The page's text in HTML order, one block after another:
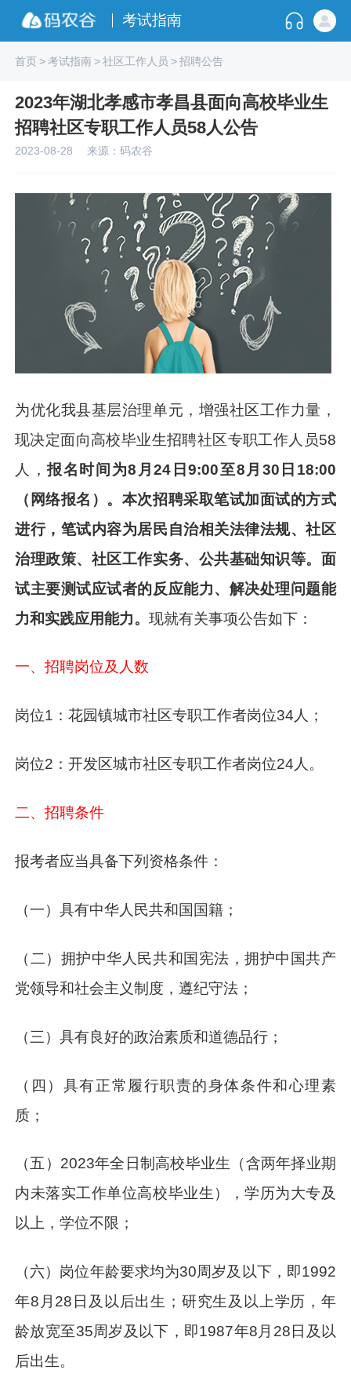
考试指南
首页>考试指南>社区工作人员 >招聘公告
2023年湖北孝感市孝昌县面向高校毕业生
招聘社区专职工作人员58人公告
2023-08-28 来源：码农谷
为优化我县基层治理单元，增强社区工作力量，
现决定面向高校毕业生招聘社区专职工作人员58
人，报名时间为8月24日9:00至8月30日18:00
（网络报名）。本次招聘采取笔试加面试的方式
进行，笔试内容为居民自治相关法律法规、社区
治理政策、社区工作实务、公共基础知识等。面
试主要测试应试者的反应能力、解决处理问题能
力和实践应用能力。现就有关事项公告如下：
一、招聘岗位及人数
岗位1：花园镇城市社区专职工作者岗位34人；
岗位2：开发区城市社区专职工作者岗位24人。
二、招聘条件
报考者应当具备下列资格条件：
（一）具有中华人民共和国国籍；
（二）拥护中华人民共和国宪法，拥护中国共产
党领导和社会主义制度，遵纪守法；
（三）具有良好的政治素质和道德品行；
（四）具有正常履行职责的身体条件和心理素
质；
（五）2023年全日制高校毕业生（含两年择业期
内未落实工作单位高校毕业生），学历为大专及
以上，学位不限；
（六）岗位年龄要求均为30周岁及以下，即1992
年8月28日及以后出生；研究生及以上学历，年
龄放宽至35周岁及以下，即1987年8月28日及以
后出生。